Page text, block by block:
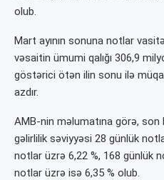
olub.
Mart ayının sonuna notlar
vəsaitin ümumi qalığı 306,9
göstərici ötən ilin sonu ilə
azdır.
AMB-nin məlumatına görə,
gəlirlilik səviyyəsi 28 günlük
notlar üzrə 6,22 %, 168 günlük
notlar üzrə isə 6,35 % olub.